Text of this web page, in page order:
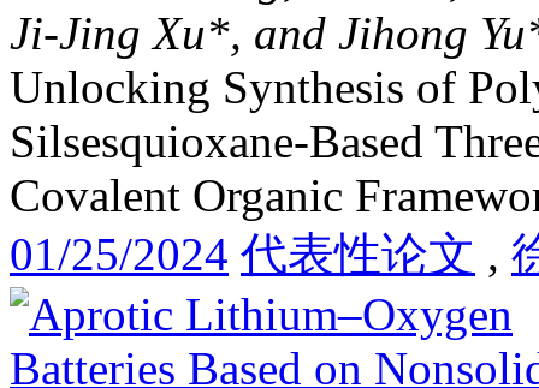
Ji-Jing Xu*, and Jihong
Unlocking Synthesis of
Silsesquioxane-Based
Covalent Organic
01/25/2024 代表性论文 ,